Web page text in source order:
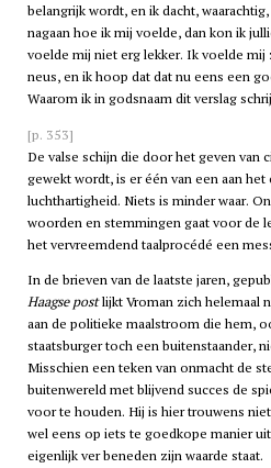
belangrijk wordt, en ik dacht,
nagaan hoe ik mij voelde, dan kon ik
voelde mij niet erg lekker. Ik voelde
neus, en ik hoop dat dat nu eens een
Waarom ik in godsnaam dit verslag
[p. 353]
De valse schijn die door het geven van
gewekt wordt, is er één van een aan
luchthartigheid. Niets is minder waar.
woorden en stemmingen gaat voor de
het vervreemdend taalprocédé een
In de brieven van de laatste jaren,
Haagse postlijkt Vroman zich helemaal
aan de politieke maalstroom die hem,
staatsburger toch een buitenstaander,
Misschien een teken van onmacht de
buitenwereld met blijvend succes de
voor te houden. Hij is hier trouwens
wel eens op iets te goedkope manier
eigenlijk ver beneden zijn waarde staat.